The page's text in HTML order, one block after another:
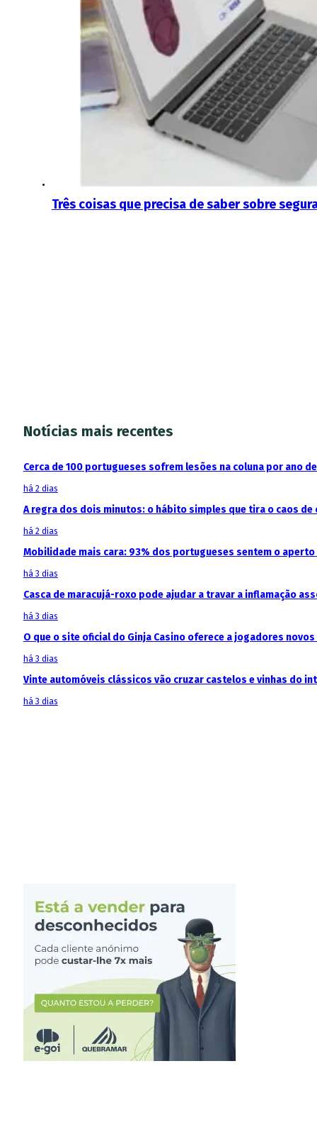
Três coisas que precisa de saber sobre
Notícias mais recentes
Cerca de 100 portugueses sofrem lesões na coluna por ano
há 2 dias
A regra dos dois minutos: o hábito simples que tira o caos de
há 2 dias
Mobilidade mais cara: 93% dos portugueses sentem o
há 3 dias
Casca de maracujá-roxo pode ajudar a travar a inflamação
há 3 dias
O que o site oficial do Ginja Casino oferece a jogadores
há 3 dias
Vinte automóveis clássicos vão cruzar castelos e vinhas do
há 3 dias